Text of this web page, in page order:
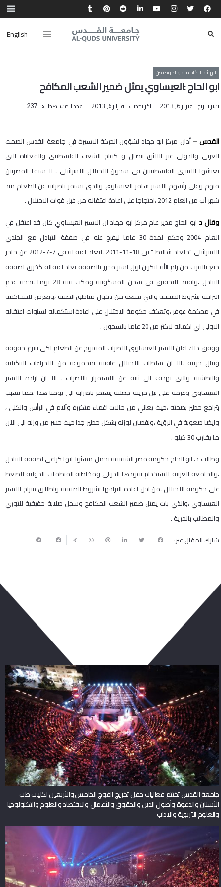
English
الهيئة الاكاديمية والموظفين
ابو الحاج :العيساوي يمثل ضمير الشعب المكافح
نشر بتاريخ فبراير 6, 2013 آخر تحديث فبراير 6, 2013 عدد المشاهدات: 237
القدس –أدان مركز ابو جهاد لشؤون الحركة الاسيرة في جامعة القدس الصمت
العربي والدولي غير اللائق بنضال و كفاح الشعب الفلسطيني والمعاناة التي
يعيشها الاسرى الفلسطينيين في سجون الاحتلال الاسرائيلي ، لا سيما المضربين
منهم وعلى رأسهم الاسير سامر العيساوي والذي يستمر باضرابه عن الطعام منذ
شهر آب من العام 2012 ،احتجاجا على اعادة اعتقاله من قبل قوات الاحتلال .
وقال د ابو الحاج مدير عام مركز ابو جهاد ان الاسير العيساوي كان قد اعتقل في
العام 2004 وحكم لمدة 30 عاما ليفرج عنه في صفقة التبادل مع الجندي
الاسرائيلي "جلعاد شاليط " في 18-11-2011 ،ليعاد اعتقاله في 7-7-2012 عن حاجز
جبع بالقرب من رام الله ليكون اول اسير محرر بالصفقة يعاد اعتقاله كخرق لصفقة
التبادل ،واقتيد للتحقيق في سجن المسكوبية ومكث فيه 28 يوما ،بحجة عدم
التزامه بشروط الصفقة والتي تمنعه من دخول مناطق الضفة ،ويعرض للمحاكمة
في محكمة عوفر ،وتعكف حكومة الاحتلال على اعادة استكماله لسنوات اعتقاله
الاولى اي اكماله لاكثر من 20 عاما بالسجون .
ووفق ذلك اعلن الاسير العيساوي الاضراب المفتوح عن الطعام لكي ينتزع حقوقه
وينال حريته ،الا ان سلطات الاحتلال عاقبته بمجموعة من الاجراءات التنكيلية
والبطشية والتي تهدف الى ثنيه عن الاستمرار بالاضراب ، الا ان ارادة الاسير
العيساوي وعزمه على نيل حريته جعلته يستمر باضرابه الى يومنا هذا ،مما تسبب
بتراجع خطير بصحته ،حيث يعاني من حالات اغماء متكررة وآلام في الرأس والكلى ،
وايضا صعوبة في الرؤية ،ونقصان لوزنه بشكل خطير جدا حيث خسر من وزنه الى الآن
ما يقارب 30 كيلو .
وطالب د. ابو الحاج حكومة مصر الشقيقة تحمل مسئولياتها كراعي لصفقة التبادل
،والجامعة العربية لاستخدام نفوذها الدولي ومخاطبة المنظمات الدولية للضغط
على حكومة الاحتلال ،من اجل اعادة التزامها بشروط الصفقة واطلاق سراح الاسير
العيساوي ،والذي بات يمثل ضمير الشعب المكافح وسجل صلابة حقيقية للثوري
والمطالب بالحرية .
شارك المقال عبر:
جامعة القدس تختتم فعاليات حفل تخريج الفوج الخامس والأربعين لكليات طب
الأسنان والدعوة وأصول الدين والحقوق والأعمال والاقتصاد والعلوم والتكنولوجيا
والعلوم التربوية والآداب